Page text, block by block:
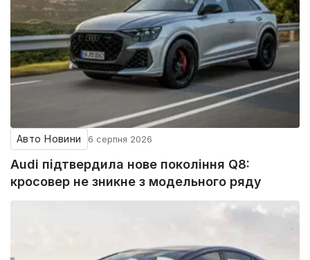
Авто Новини 6 серпня 2026
Audi підтвердила нове покоління Q8:
кросовер не зникне з модельного ряду